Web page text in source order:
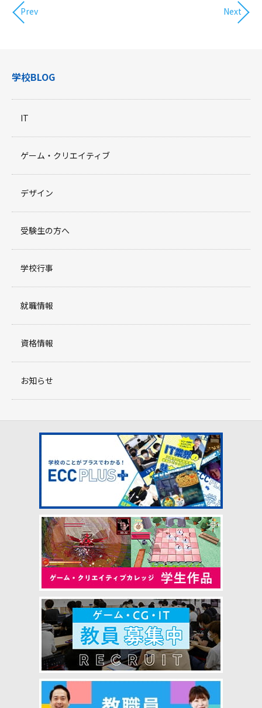
Prev Next
学校BLOG
IT
ゲーム・クリエイティブ
デザイン
受験生の方へ
学校行事
就職情報
資格情報
お知らせ